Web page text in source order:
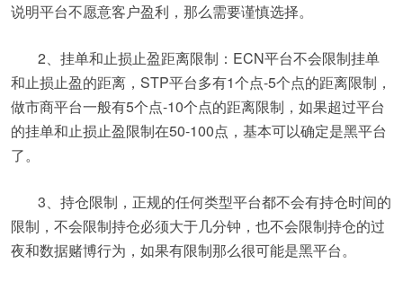
说明平台不愿意客户盈利，那么需要谨慎选择。
2、挂单和止损止盈距离限制：ECN平台不会限制挂单
和止损止盈的距离，STP平台多有1个点-5个点的距离限制，
做市商平台一般有5个点-10个点的距离限制，如果超过平台
的挂单和止损止盈限制在50-100点，基本可以确定是黑平台
了。
3、持仓限制，正规的任何类型平台都不会有持仓时间的
限制，不会限制持仓必须大于几分钟，也不会限制持仓的过
夜和数据赌博行为，如果有限制那么很可能是黑平台。